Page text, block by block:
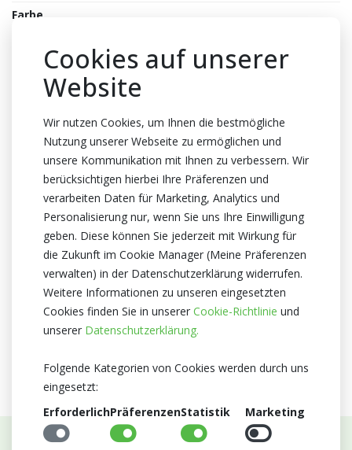
Farbe
Topfhöhe
35cm Höhe
Züchter
Optiflor
Herkunftsland
Niederlande
Zertifikat
MPS A+
MPS SQ
MPS GAP
Valentinstag Muttertag
Cookies auf unserer
Website
Wir nutzen Cookies, um Ihnen die bestmögliche
Nutzung unserer Webseite zu ermöglichen und
unsere Kommunikation mit Ihnen zu verbessern. Wir
berücksichtigen hierbei Ihre Präferenzen und
verarbeiten Daten für Marketing, Analytics und
Personalisierung nur, wenn Sie uns Ihre Einwilligung
geben. Diese können Sie jederzeit mit Wirkung für
die Zukunft im Cookie Manager (Meine Präferenzen
verwalten) in der Datenschutzerklärung widerrufen.
Weitere Informationen zu unseren eingesetzten
Cookies finden Sie in unserer Cookie-Richtlinie und
unserer Datenschutzerklärung.
Folgende Kategorien von Cookies werden durch uns
eingesetzt:
ErforderlichPräferenzenStatistik Marketing